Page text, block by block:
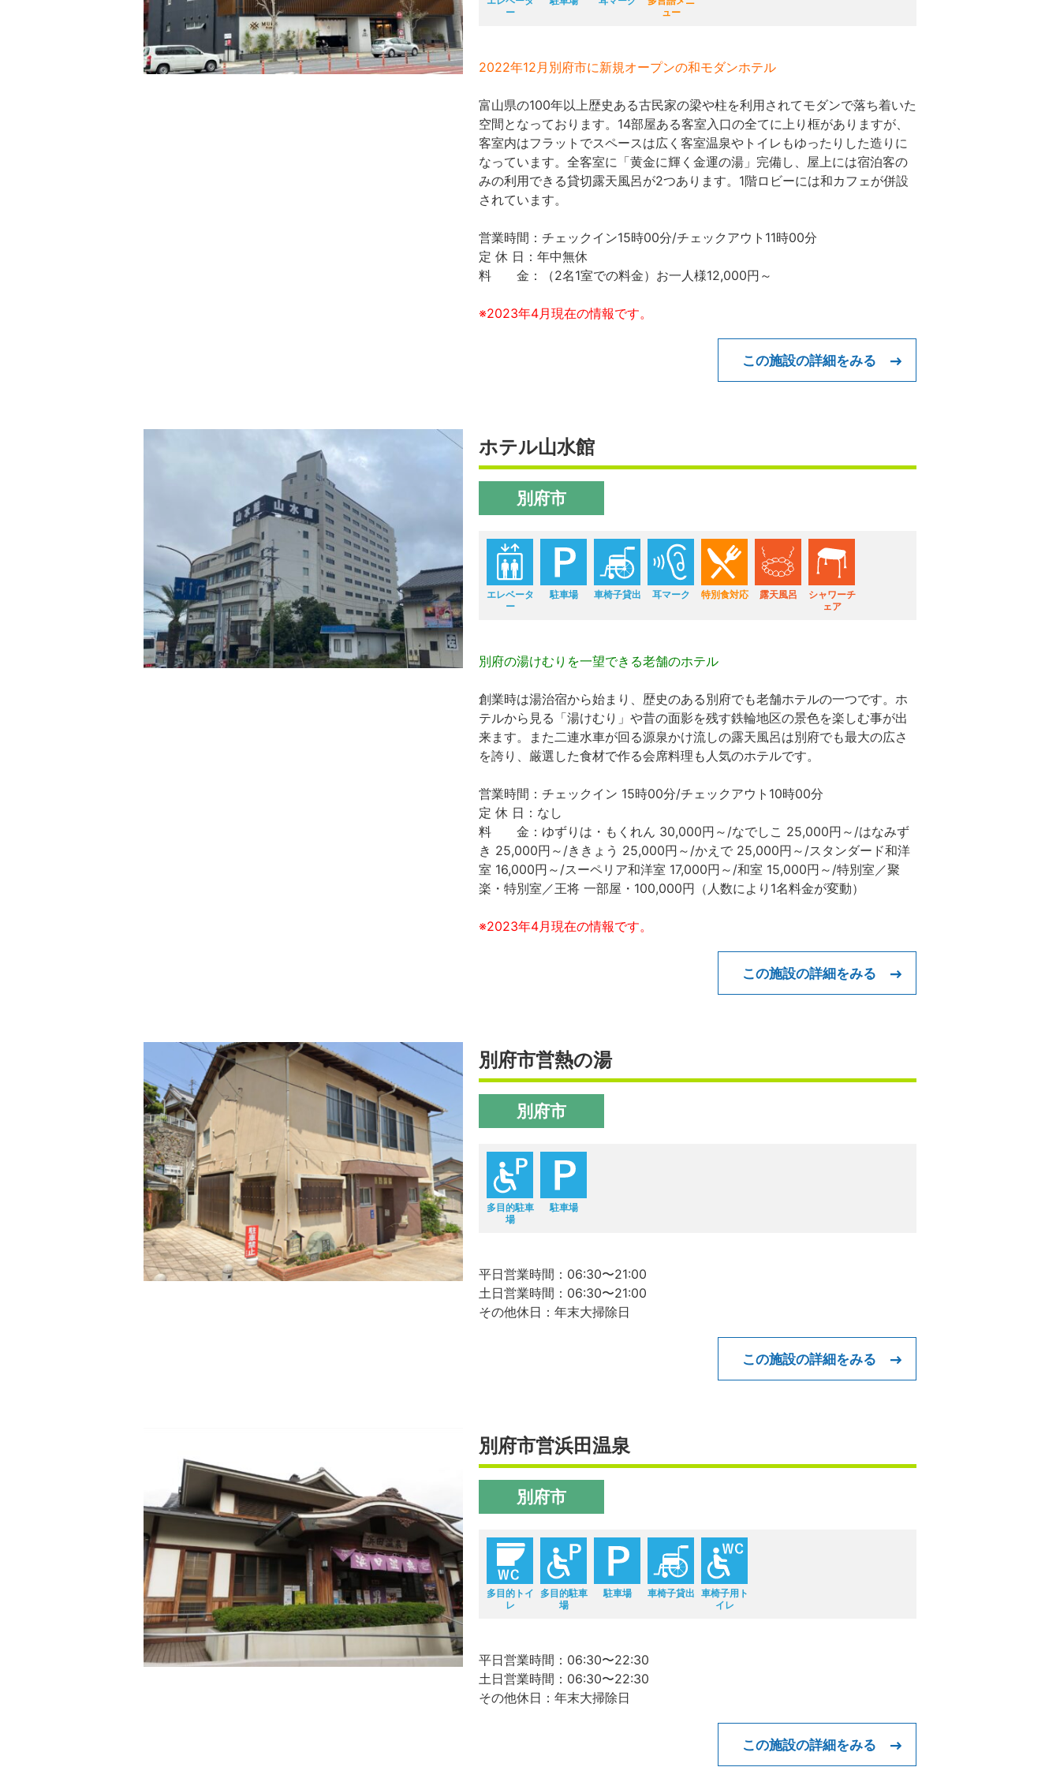
ー
ュー
2022年12月別府市に新規オープンの和モダンホテル
富山県の100年以上歴史ある古民家の梁や柱を利用されてモダンで落ち着いた
空間となっております。14部屋ある客室入口の全てに上り框がありますが、
客室内はフラットでスペースは広く客室温泉やトイレもゆったりした造りに
なっています。全客室に「黄金に輝く金運の湯」完備し、屋上には宿泊客の
みの利用できる貸切露天風呂が2つあります。1階ロビーには和カフェが併設
されています。
営業時間：チェックイン15時00分/チェックアウト11時00分
定 休 日：年中無休
料 金：（2名1室での料金）お一人様12,000円～
※2023年4月現在の情報です。
この施設の詳細をみる
ホテル山水館
別府市
エレベータ
ー
駐車場 車椅子貸出 耳マーク 特別食対応 露天風呂
シャワーチ
ェア
別府の湯けむりを一望できる老舗のホテル
創業時は湯治宿から始まり、歴史のある別府でも老舗ホテルの一つです。ホ
テルから見る「湯けむり」や昔の面影を残す鉄輪地区の景色を楽しむ事が出
来ます。また二連水車が回る源泉かけ流しの露天風呂は別府でも最大の広さ
を誇り、厳選した食材で作る会席料理も人気のホテルです。
営業時間：チェックイン 15時00分/チェックアウト10時00分
定 休 日：なし
料 金：ゆずりは・もくれん 30,000円～/なでしこ 25,000円～/はなみず
き 25,000円～/ききょう 25,000円～/かえで 25,000円～/スタンダード和洋
室 16,000円～/スーペリア和洋室 17,000円～/和室 15,000円～/特別室／聚
楽・特別室／王将 一部屋・100,000円（人数により1名料金が変動）
※2023年4月現在の情報です。
この施設の詳細をみる
別府市営熱の湯
別府市
多目的駐車
場
駐車場
平日営業時間：06:30〜21:00
土日営業時間：06:30〜21:00
その他休日：年末大掃除日
この施設の詳細をみる
別府市営浜田温泉
別府市
多目的トイ
レ
多目的駐車
場
駐車場 車椅子貸出 車椅子用ト
イレ
平日営業時間：06:30〜22:30
土日営業時間：06:30〜22:30
その他休日：年末大掃除日
この施設の詳細をみる